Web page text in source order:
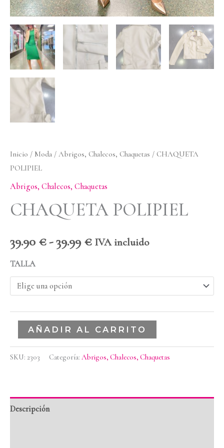
Inicio / Moda / Abrigos, Chalecos, Chaquetas / CHAQUETA
POLIPIEL
Abrigos, Chalecos, Chaquetas
CHAQUETA POLIPIEL
39.90 €-39.99 € IVA incluido
TALLA
AÑADIR AL CARRITO
SKU: 2303 Categoría: Abrigos, Chalecos, Chaquetas
Descripción